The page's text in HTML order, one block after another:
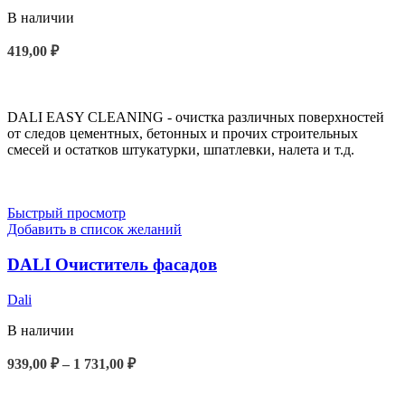
В наличии
419,00 ₽
DALI EASY CLEANING - очистка различных поверхностей
от следов цементных, бетонных и прочих строительных
смесей и остатков штукатурки, шпатлевки, налета и т.д.
Быстрый просмотр
Добавить в список желаний
DALI Очиститель фасадов
Dali
В наличии
939,00 ₽ – 1 731,00 ₽